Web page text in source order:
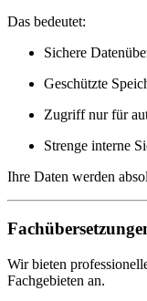
Das bedeutet:
Sichere
Geschützte
Zugriff nur für
Strenge interne
Ihre Daten werden
Wir bieten
Fachgebieten an.